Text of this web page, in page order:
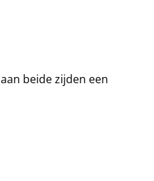
beide zijden een